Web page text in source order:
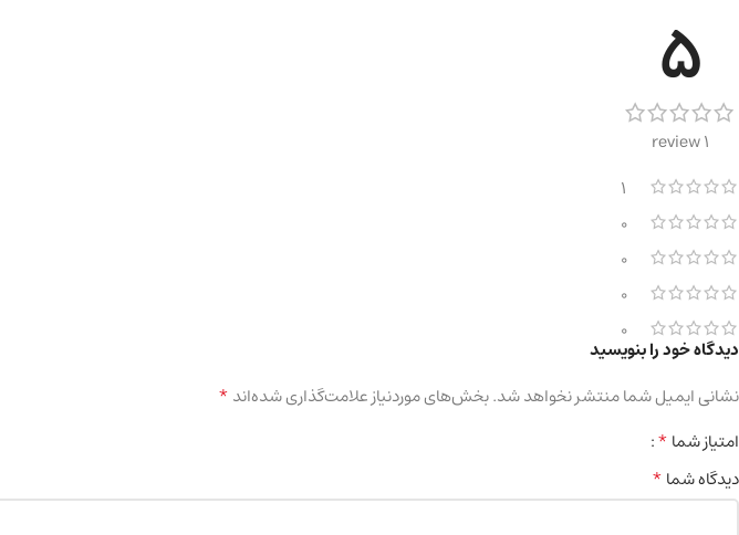
5
1 review
1
0
0
0
0
دیدگاه خود را بنویسید
نشانی ایمیل شما منتشر نخواهد شد.بخش‌های موردنیاز علامت‌گذاری شده‌اند*
امتیاز شما*
دیدگاه شما*